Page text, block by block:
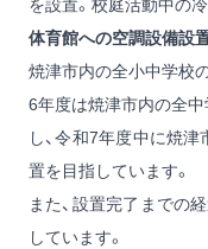
を設置。校庭活動中の
体育館への空調設備設
焼津市内の全小中学校
6年度は焼津市内の全
し、令和7年度中に焼
置を目指しています。
また、設置完了までの
しています。